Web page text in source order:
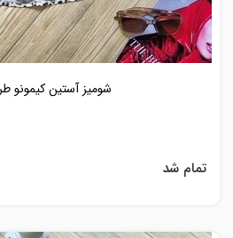
شومیز آستین کیمونو
تمام شد